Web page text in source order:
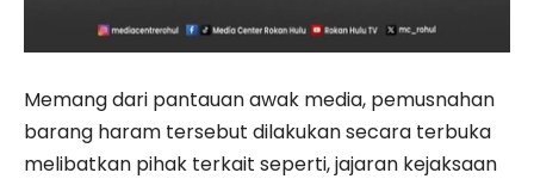
Memang dari pantauan awak media, pemusnahan
barang haram tersebut dilakukan secara terbuka
melibatkan pihak terkait seperti, jajaran kejaksaan